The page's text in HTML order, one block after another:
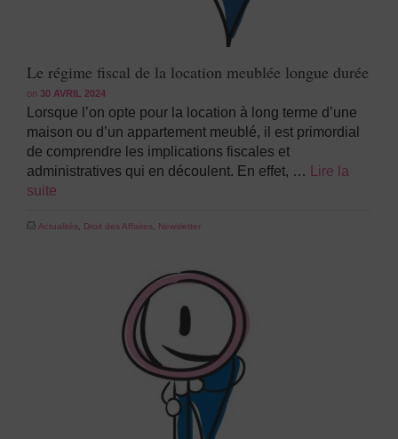
Le régime fiscal de la location meublée longue durée
on 30 AVRIL 2024
Lorsque l’on opte pour la location à long terme d’une
maison ou d’un appartement meublé, il est primordial
de comprendre les implications fiscales et
administratives qui en découlent. En effet, …
Lire la
suite
Actualités Droit des Affaires Newsletter